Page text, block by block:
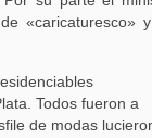
«caricaturesco»
Todos fueron a
de modas